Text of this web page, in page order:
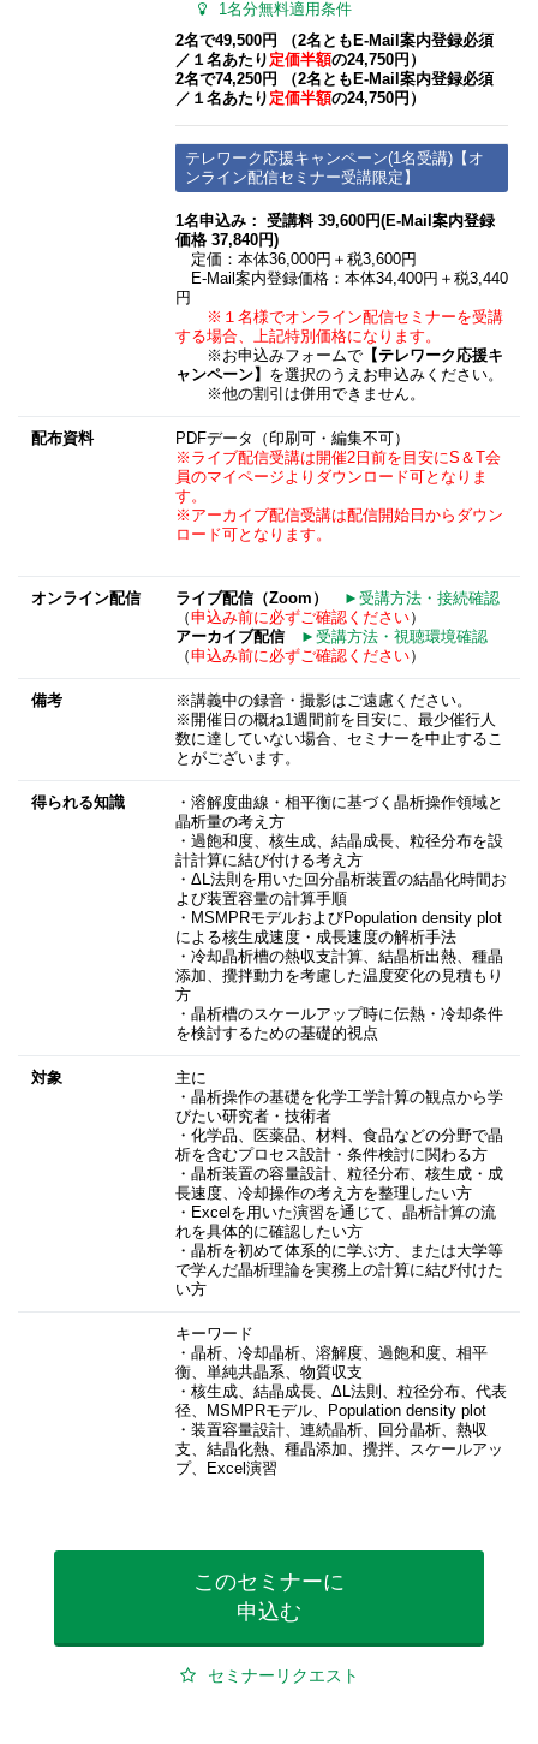
1名分無料適用条件
2名で49,500円 （2名ともE-Mail案内登録必須​
／１名あたり 定価半額の24,750円）
2名で74,250円 （2名ともE-Mail案内登録必須​
／１名あたり 定価半額の24,750円）
テレワーク応援キャンペーン(1名受講)【オ
ンライン配信セミナー受講限定】
1名申込み：
受講料 39,600円(E-Mail案内登録
価格 37,840円)
定価：本体36,000円＋税3,600円
E-Mail案内登録価格：本体34,400円＋税3,440
円
※１名様でオンライン配信セミナーを受講
する場合、上記特別価格になります。
※お申込みフォームで【テレワーク応援キ
ャンペーン】
を選択のうえお申込みください。
※他の割引は併用できません。
配布資料
PDFデータ（印刷可・編集不可）
※ライブ配信受講は開催2日前を目安にS＆T会
員のマイページよりダウンロード可となりま
す。
※アーカイブ配信受講は配信開始日からダウン
ロード可となります。
オンライン配信 ライブ配信（Zoom）
►受講方法・接続確認
（申込み前に必ずご確認ください）
アーカイブ配信
►受講方法・視聴環境確認
（申込み前に必ずご確認ください）
備考
※講義中の録音・撮影はご遠慮ください。
※開催日の概ね1週間前を目安に、最少催行人
数に達していない場合、セミナーを中止するこ
とがございます。
得られる知識
・溶解度曲線・相平衡に基づく晶析操作領域と
晶析量の考え方
・過飽和度、核生成、結晶成長、粒径分布を設
計計算に結び付ける考え方
・ΔL法則を用いた回分晶析装置の結晶化時間お
よび装置容量の計算手順
・MSMPRモデルおよびPopulation density plot
による核生成速度・成長速度の解析手法
・冷却晶析槽の熱収支計算、結晶析出熱、種晶
添加、攪拌動力を考慮した温度変化の見積もり
方
・晶析槽のスケールアップ時に伝熱・冷却条件
を検討するための基礎的視点
対象
主に
・晶析操作の基礎を化学工学計算の観点から学
びたい研究者・技術者
・化学品、医薬品、材料、食品などの分野で晶
析を含むプロセス設計・条件検討に関わる方
・晶析装置の容量設計、粒径分布、核生成・成
長速度、冷却操作の考え方を整理したい方
・Excelを用いた演習を通じて、晶析計算の流
れを具体的に確認したい方
・晶析を初めて体系的に学ぶ方、または大学等
で学んだ晶析理論を実務上の計算に結び付けた
い方
キーワード
・晶析、冷却晶析、溶解度、過飽和度、相平
衡、単純共晶系、物質収支
・核生成、結晶成長、ΔL法則、粒径分布、代表
径、MSMPRモデル、Population density plot
・装置容量設計、連続晶析、回分晶析、熱収
支、結晶化熱、種晶添加、攪拌、スケールアッ
プ、Excel演習
このセミナーに
申込む
セミナーリクエスト